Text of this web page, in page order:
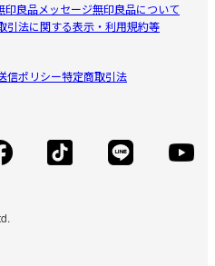
印良品メッセージ無印良品について
引法に関する表示・利用規約等
信ポリシー特定商取引法